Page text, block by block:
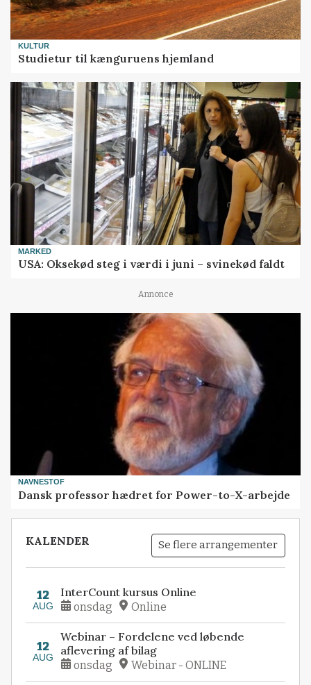
KULTUR
Studietur til kænguruens hjemland
MARKED
USA: Oksekød steg i værdi i juni – svinekød faldt
Annonce
NAVNESTOF
Dansk professor hædret for Power-to-X-arbejde
KALENDER Se flere arrangementer
12
AUG
InterCount kursus Online
onsdag Online
12
AUG
Webinar – Fordelene ved løbende
aflevering af bilag
onsdag Webinar - ONLINE